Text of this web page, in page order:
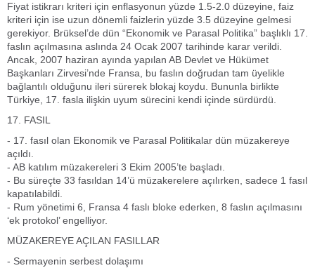
Fiyat istikrarı kriteri için enflasyonun yüzde 1.5-2.0 düzeyine, faiz
kriteri için ise uzun dönemli faizlerin yüzde 3.5 düzeyine gelmesi
gerekiyor. Brüksel’de dün “Ekonomik ve Parasal Politika” başlıklı 17.
faslın açılmasına aslında 24 Ocak 2007 tarihinde karar verildi.
Ancak, 2007 haziran ayında yapılan AB Devlet ve Hükümet
Başkanları Zirvesi’nde Fransa, bu faslın doğrudan tam üyelikle
bağlantılı olduğunu ileri sürerek blokaj koydu. Bununla birlikte
Türkiye, 17. fasla ilişkin uyum sürecini kendi içinde sürdürdü.
17. FASIL
- 17. fasıl olan Ekonomik ve Parasal Politikalar dün müzakereye
açıldı.
- AB katılım müzakereleri 3 Ekim 2005’te başladı.
- Bu süreçte 33 fasıldan 14’ü müzakerelere açılırken, sadece 1 fasıl
kapatılabildi.
- Rum yönetimi 6, Fransa 4 faslı bloke ederken, 8 faslın açılmasını
‘ek protokol’ engelliyor.
MÜZAKEREYE AÇILAN FASILLAR
- Sermayenin serbest dolaşımı